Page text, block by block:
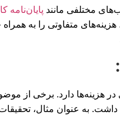
مختلفی مانند پایان‌نامه
متفاوتی را به
هزینه‌ها دارد. برخی از
داشت. به عنوان مثال،